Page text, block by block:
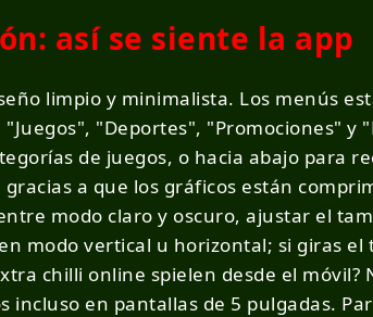
así se siente la app
limpio y minimalista. Los menús
"Deportes", "Promociones" y
de juegos, o hacia abajo para
a que los gráficos están
modo claro y oscuro, ajustar el
modo vertical u horizontal; si giras
chilli online spielen desde el móvil?
en pantallas de 5 pulgadas.